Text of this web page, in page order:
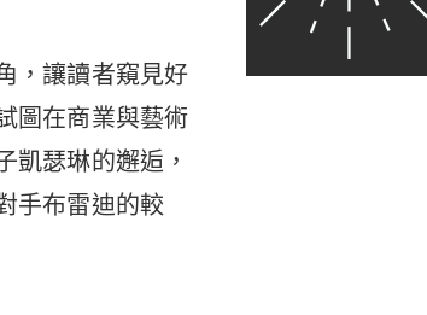
，讓讀者窺見好
圖在商業與藝術
凱瑟琳的邂逅，
手布雷迪的較